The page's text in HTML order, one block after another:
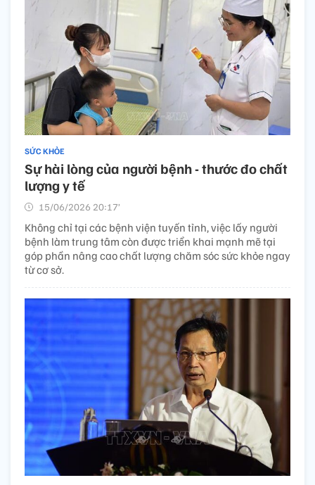
SỨC KHỎE
Sự hài lòng của người bệnh - thước đo chất
lượng y tế
15/06/2026 20:17’
Không chỉ tại các bệnh viện tuyến tỉnh, việc lấy người
bệnh làm trung tâm còn được triển khai mạnh mẽ tại
góp phần nâng cao chất lượng chăm sóc sức khỏe ngay
từ cơ sở.